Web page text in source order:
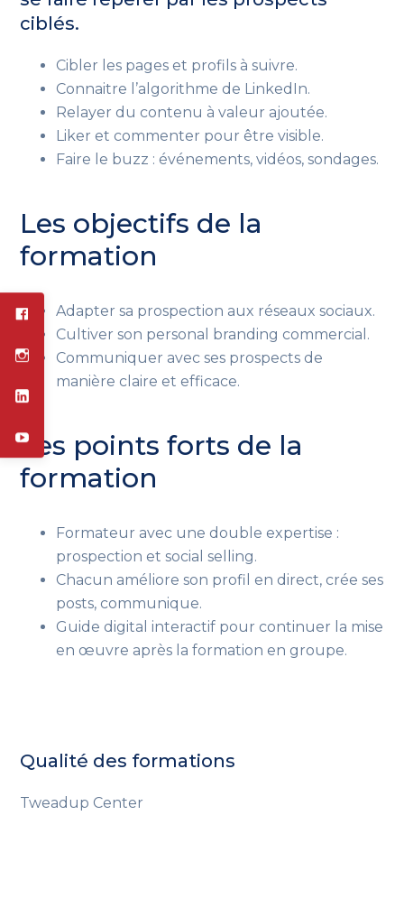
ciblés.
Cibler les pages et profils à suivre.
Connaitre l’algorithme de LinkedIn.
Relayer du contenu à valeur ajoutée.
Liker et commenter pour être visible.
Faire le buzz : événements, vidéos, sondages.
Les objectifs de la
formation
Adapter sa prospection aux réseaux sociaux.
Cultiver son personal branding commercial.
Communiquer avec ses prospects de
manière claire et efficace.
Les points forts de la
formation
Formateur avec une double expertise :
prospection et social selling.
Chacun améliore son profil en direct, crée ses
posts, communique.
Guide digital interactif pour continuer la mise
en œuvre après la formation en groupe.
Qualité des formations
Tweadup Center